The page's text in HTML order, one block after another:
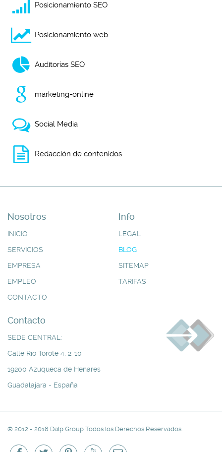
Posicionamiento SEO
Posicionamiento web
Auditorías SEO
marketing-online
Social Media
Redacción de contenidos
Nosotros
INICIO
SERVICIOS
EMPRESA
EMPLEO
CONTACTO
Info
LEGAL
BLOG
SITEMAP
TARIFAS
Contacto
SEDE CENTRAL:
Calle Río Torote 4, 2-10
19200 Azuqueca de Henares
Guadalajara - España
® 2012 - 2018 Dalp Group Todos los Derechos Reservados.